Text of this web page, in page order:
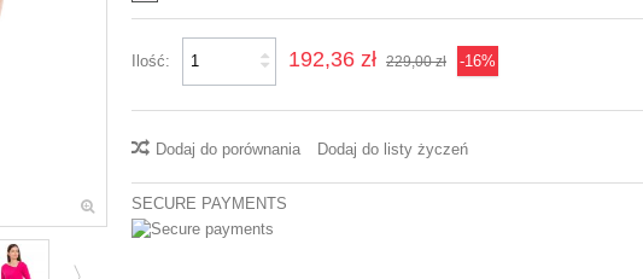
Ilość: 192,36 zł 229,00 zł -16%
Dodaj do porównania Dodaj do listy życzeń
SECURE PAYMENTS